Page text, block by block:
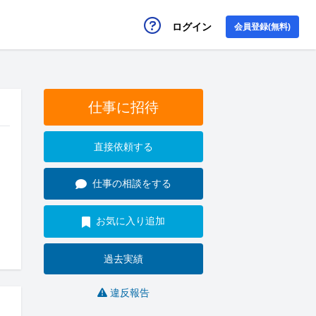
ログイン 会員登録(無料)
仕事に招待
直接依頼する
仕事の相談をする
お気に入り追加
過去実績
違反報告